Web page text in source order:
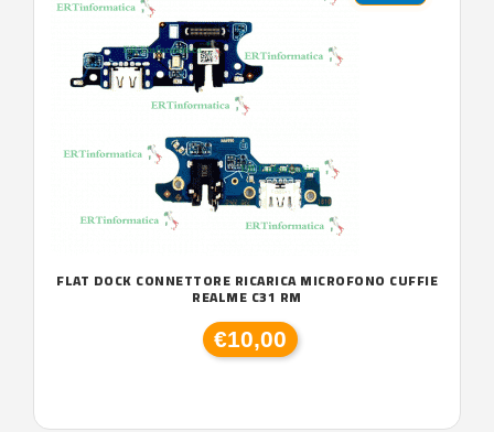
FLAT DOCK CONNETTORE RICARICA MICROFONO CUFFIE
REALME C31 RM
€10,00